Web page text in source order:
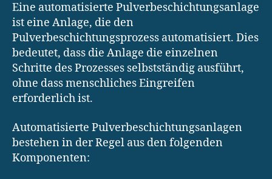
Eine automatisierte Pulverbeschichtungsanlage
ist eine Anlage, die den
Pulverbeschichtungsprozess automatisiert. Dies
bedeutet, dass die Anlage die einzelnen
Schritte des Prozesses selbstständig ausführt,
ohne dass menschliches Eingreifen
erforderlich ist.
Automatisierte Pulverbeschichtungsanlagen
bestehen in der Regel aus den folgenden
Komponenten: